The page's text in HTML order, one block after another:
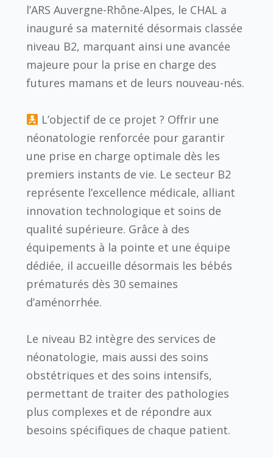
l’ARS Auvergne-Rhône-Alpes, le CHAL a
inauguré sa maternité désormais classée
niveau B2, marquant ainsi une avancée
majeure pour la prise en charge des
futures mamans et de leurs nouveau-nés.
L’objectif de ce projet ? Offrir une
néonatologie renforcée pour garantir
une prise en charge optimale dès les
premiers instants de vie. Le secteur B2
représente l’excellence médicale, alliant
innovation technologique et soins de
qualité supérieure. Grâce à des
équipements à la pointe et une équipe
dédiée, il accueille désormais les bébés
prématurés dès 30 semaines
d’aménorrhée.
Le niveau B2 intègre des services de
néonatologie, mais aussi des soins
obstétriques et des soins intensifs,
permettant de traiter des pathologies
plus complexes et de répondre aux
besoins spécifiques de chaque patient.